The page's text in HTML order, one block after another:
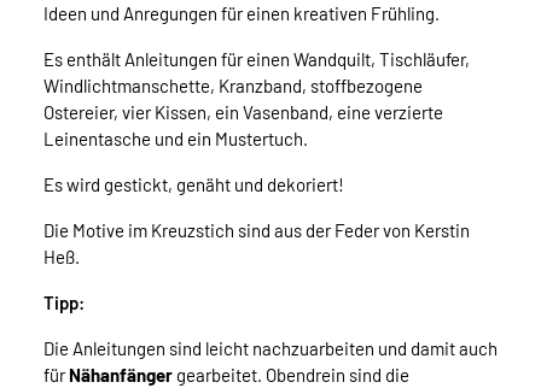
Ideen und Anregungen für einen kreativen Frühling.
Es enthält Anleitungen für einen Wandquilt, Tischläufer,
Windlichtmanschette, Kranzband, stoffbezogene
Ostereier, vier Kissen, ein Vasenband, eine verzierte
Leinentasche und ein Mustertuch.
Es wird gestickt, genäht und dekoriert!
Die Motive im Kreuzstich sind aus der Feder von Kerstin
Heß.
Tipp:
Die Anleitungen sind leicht nachzuarbeiten und damit auch
fürNähanfänger gearbeitet. Obendrein sind die